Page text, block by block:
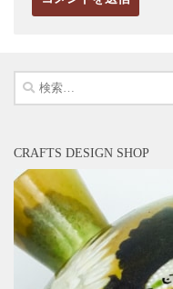
検
索:
CRAFTS DESIGN SHOP